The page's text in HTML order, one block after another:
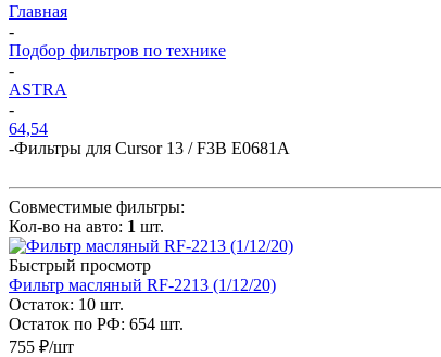
Главная
-
Подбор фильтров по технике
-
ASTRA
-
64,54
-Фильтры для Cursor 13 / F3B E0681A
Совместимые фильтры:
Кол-во на авто: 1 шт.
Быстрый просмотр
Фильтр масляный RF-2213 (1/12/20)
Остаток: 10 шт.
Остаток по РФ: 654 шт.
755 ₽/шт